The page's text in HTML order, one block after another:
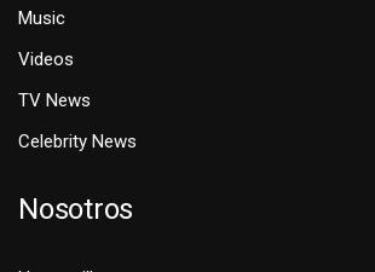
Music
Videos
TV News
Celebrity News
Nosotros